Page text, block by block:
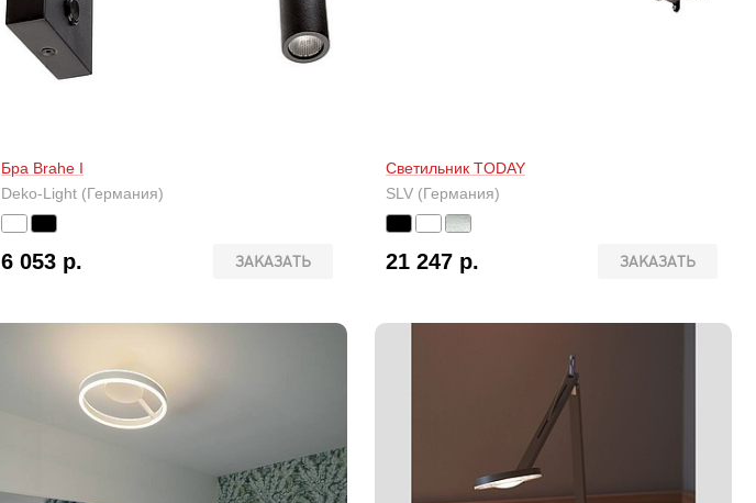
Бра Brahe I
Deko-Light (Германия)
ЗАКАЗАТЬ
6 053 р.
Светильник TODAY
SLV (Германия)
ЗАКАЗАТЬ
21 247 р.